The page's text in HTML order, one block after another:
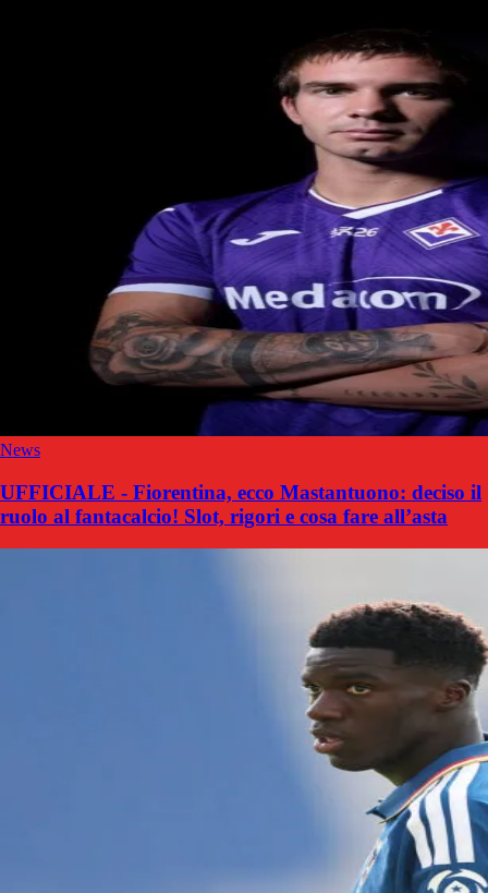
News
UFFICIALE - Fiorentina, ecco Mastantuono: deciso il
ruolo al fantacalcio! Slot, rigori e cosa fare all’asta